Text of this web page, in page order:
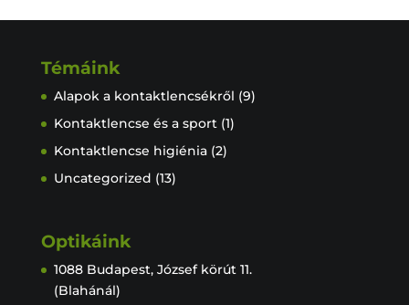
Témáink
Alapok a kontaktlencsékről (9)
Kontaktlencse és a sport(1)
Kontaktlencse higiénia(2)
Uncategorized (13)
Optikáink
1088 Budapest, József körút 11.
(Blahánál)